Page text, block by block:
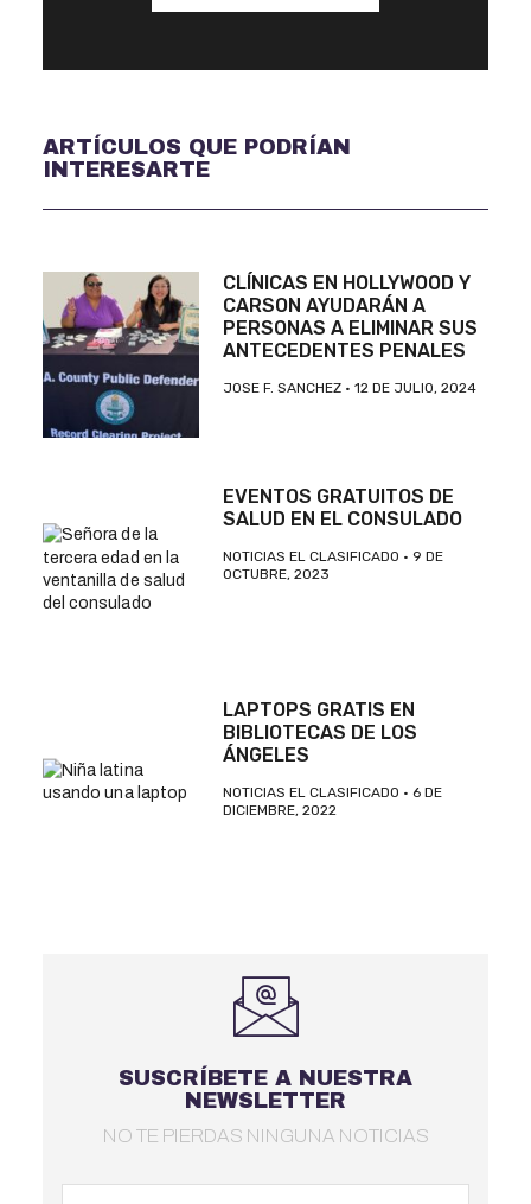
ARTÍCULOS QUE PODRÍAN
INTERESARTE
CLÍNICAS EN HOLLYWOOD Y
CARSON AYUDARÁN A
PERSONAS A ELIMINAR SUS
ANTECEDENTES PENALES
JOSE F. SANCHEZ 12 DE JULIO, 2024
EVENTOS GRATUITOS DE
SALUD EN EL CONSULADO
NOTICIAS EL CLASIFICADO
9 DE
OCTUBRE, 2023
LAPTOPS GRATIS EN
BIBLIOTECAS DE LOS
ÁNGELES
NOTICIAS EL CLASIFICADO
6 DE
DICIEMBRE, 2022
SUSCRÍBETE A NUESTRA
NEWSLETTER
NO TE PIERDAS NINGUNA NOTICIAS